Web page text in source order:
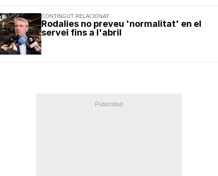
CONTINGUT RELACIONAT
Rodalies no preveu 'normalitat' en el
servei fins a l'abril